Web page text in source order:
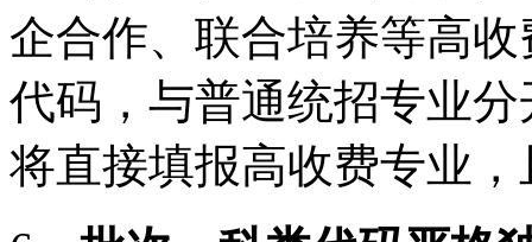
企合作、联合培养等高
代码，与普通统招专业
将直接填报高收费专业